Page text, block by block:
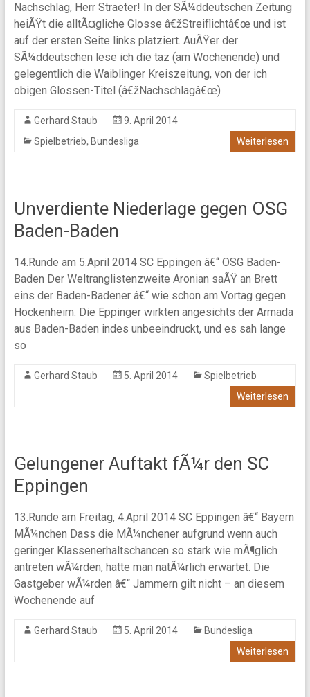
Nachschlag, Herr Straeter! In der SÃ¼ddeutschen Zeitung
heiÃŸt die alltÃ¤gliche Glosse â€žStreiflichtâ€œ und ist
auf der ersten Seite links platziert. AuÃŸer der
SÃ¼ddeutschen lese ich die taz (am Wochenende) und
gelegentlich die Waiblinger Kreiszeitung, von der ich
obigen Glossen-Titel (â€žNachschlagâ€œ)
Gerhard Staub
9. April 2014
Spielbetrieb, Bundesliga Weiterlesen
Unverdiente Niederlage gegen OSG
Baden-Baden
14.Runde am 5.April 2014 SC Eppingen â€“ OSG Baden-
Baden Der Weltranglistenzweite Aronian saÃŸ an Brett
eins der Baden-Badener â€“ wie schon am Vortag gegen
Hockenheim. Die Eppinger wirkten angesichts der Armada
aus Baden-Baden indes unbeeindruckt, und es sah lange
so
Gerhard Staub 5. April 2014
Spielbetrieb
Weiterlesen
Gelungener Auftakt fÃ¼r den SC
Eppingen
13.Runde am Freitag, 4.April 2014 SC Eppingen â€“ Bayern
MÃ¼nchen Dass die MÃ¼nchener aufgrund wenn auch
geringer Klassenerhaltschancen so stark wie mÃ¶glich
antreten wÃ¼rden, hatte man natÃ¼rlich erwartet. Die
Gastgeber wÃ¼rden â€“ Jammern gilt nicht – an diesem
Wochenende auf
Gerhard Staub 5. April 2014
Bundesliga
Weiterlesen